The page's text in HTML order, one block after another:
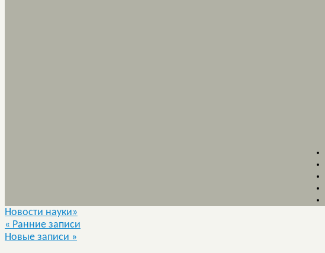
Новости науки»
« Ранние записи
Новые записи »